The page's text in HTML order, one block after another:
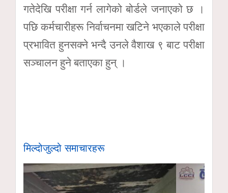
गतेदेखि परीक्षा गर्न लागेको बोर्डले जनाएको छ ।
पछि कर्मचारीहरू निर्वाचनमा खटिने भएकाले परीक्षा
प्रभावित हुनसक्ने भन्दै उनले वैशाख ९ बाट परीक्षा
सञ्चालन हुने बताएका हुन् ।
मिल्दोजुल्दो समाचारहरू